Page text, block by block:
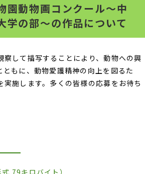
園動物画コンクール～中
学の部～の作品について
察して描写することにより、動物への興
ともに、動物愛護精神の向上を図るた
実施します。多くの皆様の応募をお待ち
79キロバイト）